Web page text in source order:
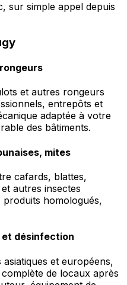
sur simple appel depuis
et autres rongeurs
entrepôts et
adaptée à votre
des bâtiments.
mites
cafards, blattes,
autres insectes
homologués,
désinfection
et européens,
de locaux après